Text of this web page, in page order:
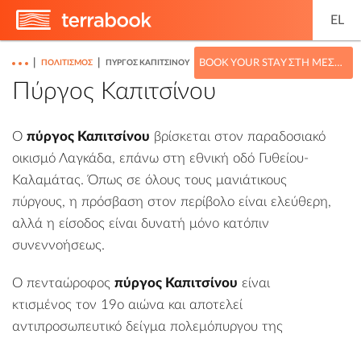
EL
BOOK YOUR STAY ΣΤΗ ΜΕΣΣΗΝΊΑ
ΠΟΛΙΤΙΣΜΌΣ ΠΎΡΓΟΣ ΚΑΠΙΤΣΊΝΟΥ
Πύργος Καπιτσίνου
Ο πύργος Καπιτσίνου βρίσκεται στον παραδοσιακό
οικισμό Λαγκάδα, επάνω στη εθνική οδό Γυθείου-
Καλαμάτας. Όπως σε όλους τους μανιάτικους
πύργους, η πρόσβαση στον περίβολο είναι ελεύθερη,
αλλά η είσοδος είναι δυνατή μόνο κατόπιν
συνεννοήσεως.
Ο πενταώροφος πύργος Καπιτσίνου είναι
κτισμένος τον 19ο αιώνα και αποτελεί
αντιπροσωπευτικό δείγμα πολεμόπυργου της